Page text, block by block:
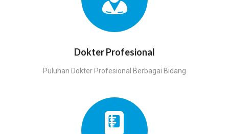
Dokter Profesional
Puluhan Dokter Profesional Berbagai Bidang